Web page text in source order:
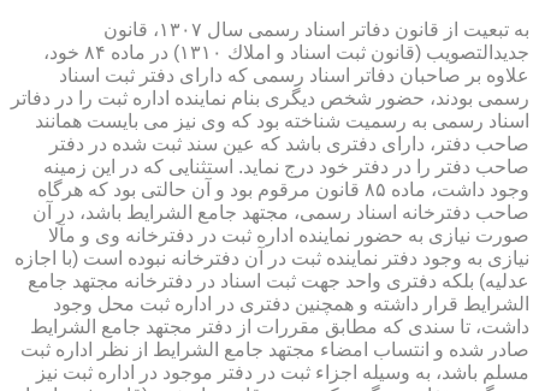
به تبعیت از قانون دفاتر اسناد رسمی سال ۱۳۰۷، قانون
جدیدالتصویب (قانون ثبت اسناد و املاك ۱۳۱۰) در ماده ۸۴ خود،
علاوه بر صاحبان دفاتر اسناد رسمی كه دارای دفتر ثبت اسناد
رسمی بودند، حضور شخص دیگری بنام نماینده اداره ثبت را در دفاتر
اسناد رسمی به رسمیت شناخته بود كه وی نیز می بایست همانند
صاحب دفتر، دارای دفتری باشد كه عین سند ثبت شده در دفتر
صاحب دفتر را در دفتر خود درج نماید. استثنایی كه در این زمینه
وجود داشت، ماده ۸۵ قانون مرقوم بود و آن حالتی بود كه هرگاه
صاحب دفترخانه اسناد رسمی، مجتهد جامع الشرایط باشد، در آن
صورت نیازی به حضور نماینده اداره ثبت در دفترخانه وی و مآلا
نیازی به وجود دفتر نماینده ثبت در آن دفترخانه نبوده است (با اجازه
عدلیه) بلكه دفتری واحد جهت ثبت اسناد در دفترخانه مجتهد جامع
الشرایط قرار داشته و همچنین دفتری در اداره ثبت محل وجود
داشت، تا سندی كه مطابق مقررات از دفتر مجتهد جامع الشرایط
صادر شده و انتساب امضاء مجتهد جامع الشرایط از نظر اداره ثبت
مسلم باشد، به وسیله اجزاء ثبت در دفتر موجود در اداره ثبت نیز